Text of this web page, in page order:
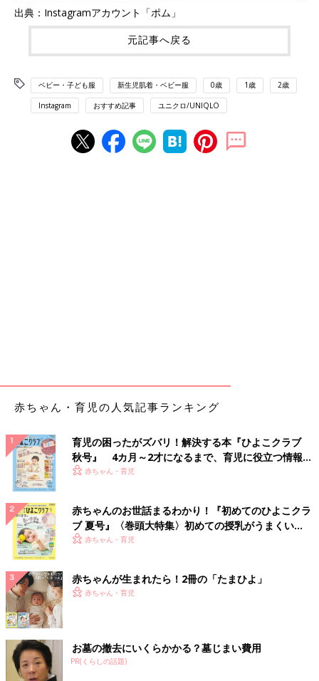
出典：Instagramアカウント「ポム」
元記事へ戻る
ベビー・子ども服 新生児肌着・ベビー服 0歳 1歳 2歳
Instagram おすすめ記事 ユニクロ/UNIQLO
赤ちゃん・育児の人気記事ランキング
育児の困ったがズバリ！解決する本『ひよこクラブ
秋号』 4カ月～2才になるまで、育児に役立つ情報が
いっぱい！
赤ちゃん・育児
赤ちゃんのお世話まるわかり！『初めてのひよこクラ
ブ 夏号』〈巻頭大特集〉初めての授乳がうまくい
く！ おっぱい・ミルクの基本と夏のトラブル 解決テ
赤ちゃん・育児
赤ちゃんが生まれたら！2冊の「たまひよ」
赤ちゃん・育児
お墓の撤去にいくらかかる？墓じまい費用
PR(くらしの話題)